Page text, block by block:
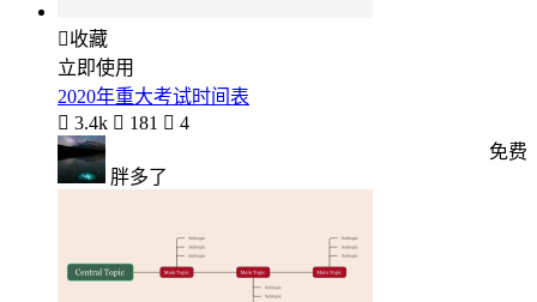
收藏
立即使用
2020年重大考试时间表
 3.4k  181  4
胖多了
免费